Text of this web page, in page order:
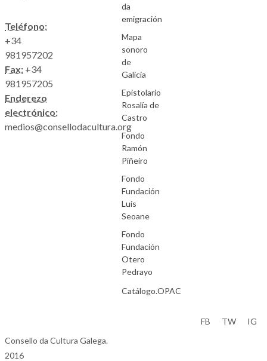
Teléfono:
+34
981957202
Fax: +34
981957205
Enderezo
electrónico:
medios@consellodacultura.org
da
emigración
Mapa
sonoro
de
Galicia
Epistolario
Rosalía de
Castro
Fondo
Ramón
Piñeiro
Fondo
Fundación
Luís
Seoane
Fondo
Fundación
Otero
Pedrayo
Catálogo.OPAC
Consello da Cultura Galega.
2016
FB TW IG